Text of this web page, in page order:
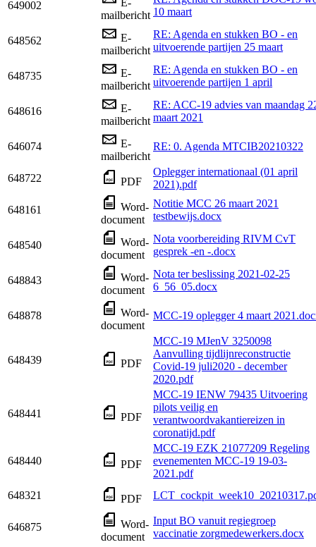
649002
E-
mailbericht 10 maart
648562
E-
mailbericht
RE: Agenda en stukken BO - en
uitvoerende partijen 25 maart
648735
E-
mailbericht
RE: Agenda en stukken BO - en
uitvoerende partijen 1 april
648616
E-
mailbericht
RE: ACC-19 advies van maandag
maart 2021
646074
E-
mailbericht
RE: 0. Agenda MTCIB20210322
648722 PDF
Oplegger internationaal (01 april
2021).pdf
648161
Word-
document
Notitie MCC 26 maart 2021
testbewijs.docx
648540
Word-
document
Nota voorbereiding RIVM CvT
gesprek -en -.docx
648843
Word-
document
Nota ter beslissing 2021-02-25
6_56_05.docx
648878
Word-
document
MCC-19 oplegger 4 maart
648439 PDF
MCC-19 MJenV 3250098
Aanvulling tijdlijnreconstructie
Covid-19 juli2020 - december
2020.pdf
648441 PDF
MCC-19 IENW 79435 Uitvoering
pilots veilig en
verantwoordvakantiereizen in
coronatijd.pdf
648440 PDF
MCC-19 EZK 21077209 Regeling
evenementen MCC-19 19-03-
2021.pdf
648321
PDF
646875
Word-
document
Input BO vanuit regiegroep
vaccinatie zorgmedewerkers.docx